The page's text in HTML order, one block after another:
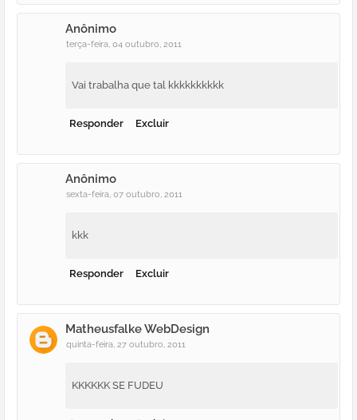
Anônimo
terça-feira, 04 outubro, 2011
Vai trabalha que tal kkkkkkkkkk
Responder Excluir
Anônimo
sexta-feira, 07 outubro, 2011
kkk
Responder Excluir
Matheusfalke WebDesign
quinta-feira, 27 outubro, 2011
KKKKKK SE FUDEU